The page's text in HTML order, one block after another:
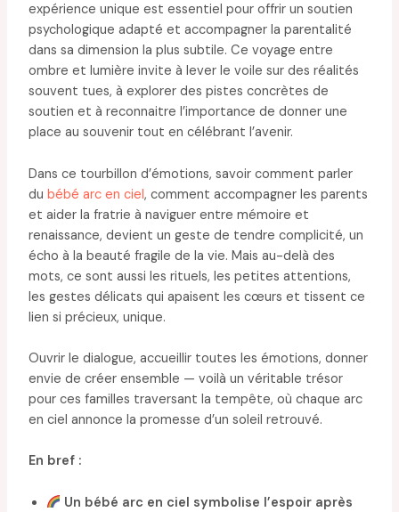
expérience unique est essentiel pour offrir un soutien
psychologique adapté et accompagner la parentalité
dans sa dimension la plus subtile. Ce voyage entre
ombre et lumière invite à lever le voile sur des réalités
souvent tues, à explorer des pistes concrètes de
soutien et à reconnaitre l’importance de donner une
place au souvenir tout en célébrant l’avenir.
Dans ce tourbillon d’émotions, savoir comment parler
du bébé arc en ciel, comment accompagner les parents
et aider la fratrie à naviguer entre mémoire et
renaissance, devient un geste de tendre complicité, un
écho à la beauté fragile de la vie. Mais au-delà des
mots, ce sont aussi les rituels, les petites attentions,
les gestes délicats qui apaisent les cœurs et tissent ce
lien si précieux, unique.
Ouvrir le dialogue, accueillir toutes les émotions, donner
envie de créer ensemble — voilà un véritable trésor
pour ces familles traversant la tempête, où chaque arc
en ciel annonce la promesse d’un soleil retrouvé.
En bref :
Un bébé arc en ciel symbolise l’espoir après